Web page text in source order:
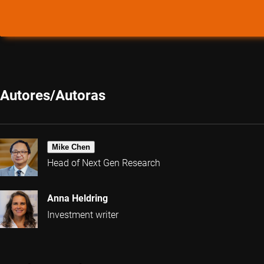
Autores/Autoras
Mike Chen
Head of Next Gen Research
Anna Heldring
Investment writer